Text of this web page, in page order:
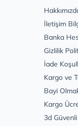
İletişim
Banka
Gizlilik
İade
Kargo ve
Bayi
Kargo
3d